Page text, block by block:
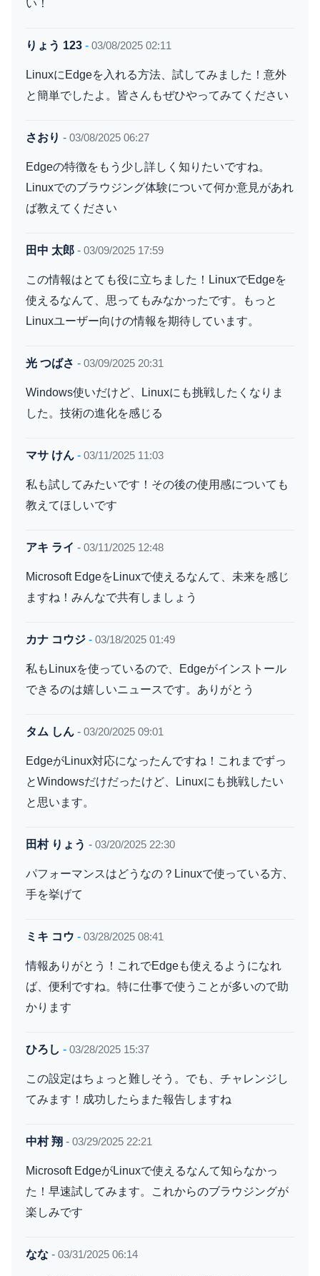
い！
りょう 123 - 03/08/2025 02:11
LinuxにEdgeを入れる方法、試してみました！意外
と簡単でしたよ。皆さんもぜひやってみてください
さおり - 03/08/2025 06:27
Edgeの特徴をもう少し詳しく知りたいですね。
Linuxでのブラウジング体験について何か意見があれ
ば教えてください
田中 太郎 - 03/09/2025 17:59
この情報はとても役に立ちました！LinuxでEdgeを
使えるなんて、思ってもみなかったです。もっと
Linuxユーザー向けの情報を期待しています。
光 つばさ - 03/09/2025 20:31
Windows使いだけど、Linuxにも挑戦したくなりま
した。技術の進化を感じる
マサ けん - 03/11/2025 11:03
私も試してみたいです！その後の使用感についても
教えてほしいです
アキ ライ - 03/11/2025 12:48
Microsoft EdgeをLinuxで使えるなんて、未来を感じ
ますね！みんなで共有しましょう
カナ コウジ - 03/18/2025 01:49
私もLinuxを使っているので、Edgeがインストール
できるのは嬉しいニュースです。ありがとう
タム しん - 03/20/2025 09:01
EdgeがLinux対応になったんですね！これまでずっ
とWindowsだけだったけど、Linuxにも挑戦したい
と思います。
田村 りょう - 03/20/2025 22:30
パフォーマンスはどうなの？Linuxで使っている方、
手を挙げて
ミキ コウ - 03/28/2025 08:41
情報ありがとう！これでEdgeも使えるようになれ
ば、便利ですね。特に仕事で使うことが多いので助
かります
ひろし - 03/28/2025 15:37
この設定はちょっと難しそう。でも、チャレンジし
てみます！成功したらまた報告しますね
中村 翔 - 03/29/2025 22:21
Microsoft EdgeがLinuxで使えるなんて知らなかっ
た！早速試してみます。これからのブラウジングが
楽しみです
なな - 03/31/2025 06:14